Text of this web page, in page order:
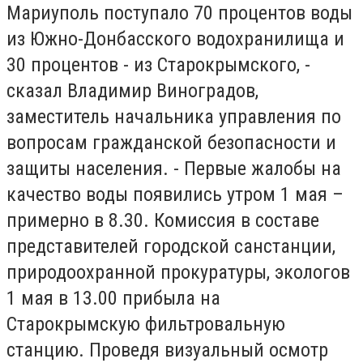
Мариуполь поступало 70 процентов воды
из Южно-Донбасского водохранилища и
30 процентов - из Старокрымского, -
сказал Владимир Виноградов,
заместитель начальника управления по
вопросам гражданской безопасности и
защиты населения. - Первые жалобы на
качество воды появились утром 1 мая –
примерно в 8.30. Комиссия в составе
представителей городской санстанции,
природоохранной прокуратуры, экологов
1 мая в 13.00 прибыла на
Старокрымскую фильтровальную
станцию. Проведя визуальный осмотр